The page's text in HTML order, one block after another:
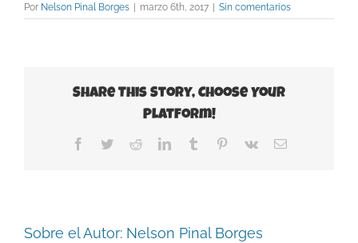
Por Nelson Pinal Borges | marzo 6th, 2017 | Sin comentarios
Share This Story, Choose Your
Platform!
Facebook
TwitterRedditLinkedInTumblr Pinterest
Vk
Correo
Sobre el Autor: Nelson Pinal Borges